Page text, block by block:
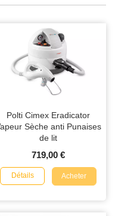
Polti Cimex Eradicator
Sèche anti Punaises
de lit
719,00 €
Détails Acheter